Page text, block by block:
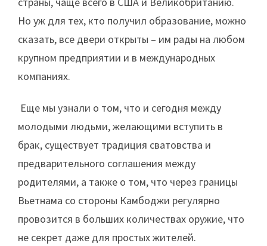
Но уж для тех, кто получил образование, можно
сказать, все двери открыты – им рады на любом
крупном предприятии и в международных
компаниях.
Еще мы узнали о том, что и сегодня между
молодыми людьми, желающими вступить в
брак, существует традиция сватовства и
предварительного соглашения между
родителями, а также о том, что через границы
Вьетнама со стороны Камбоджи регулярно
провозится в больших количествах оружие, что
не секрет даже для простых жителей.